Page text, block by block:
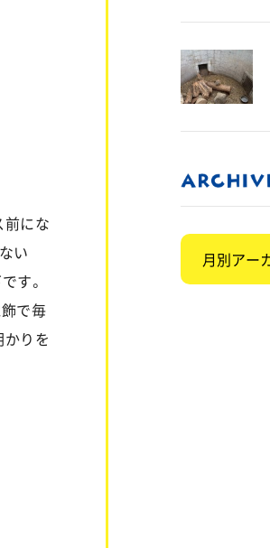
前にな
い
す。
で毎
りを